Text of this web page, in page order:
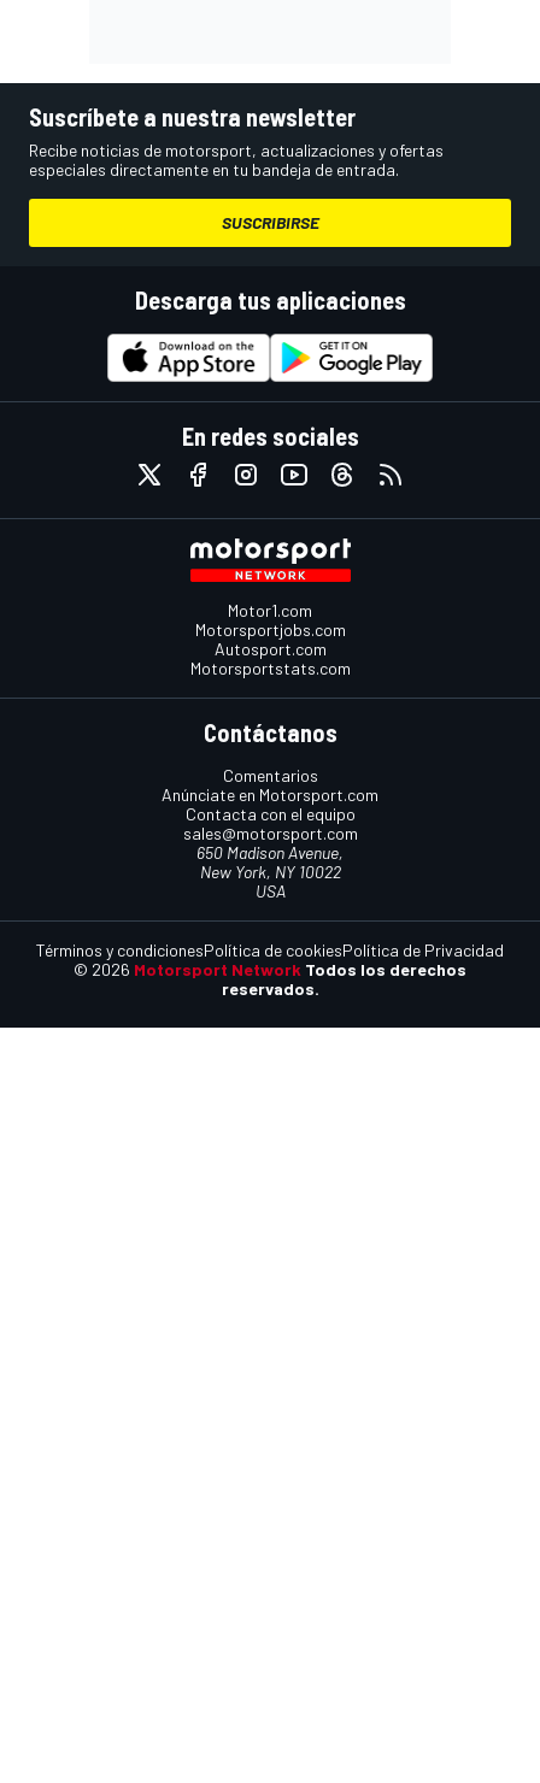
Suscríbete a nuestra newsletter
Recibe noticias de motorsport, actualizaciones y ofertas
especiales directamente en tu bandeja de entrada.
SUSCRIBIRSE
Descarga tus aplicaciones
En redes sociales
Motor1.com
Motorsportjobs.com
Autosport.com
Motorsportstats.com
Contáctanos
Comentarios
Anúnciate en Motorsport.com
Contacta con el equipo
sales@motorsport.com
650 Madison Avenue,
New York, NY 10022
USA
© 2026 Motorsport Network Todos los derechos
reservados.
Términos y condicionesPolítica de cookiesPolítica de Privacidad